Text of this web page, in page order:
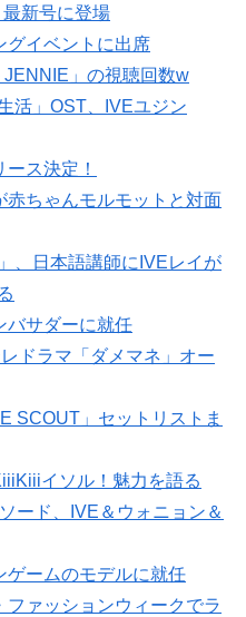
新号に登場
グイベントに出席
」の視聴回数w
活」OST、IVEユジン
ス決定！
赤ちゃんモルモットと対面
、日本語講師にIVEレイが
バサダーに就任
ドラマ「ダメマネ」オー
SCOUT」セットリストま
イソル！魅力を語る
ード、IVE＆ウォニョン＆
ゲームのモデルに就任
ファッションウィークでラ